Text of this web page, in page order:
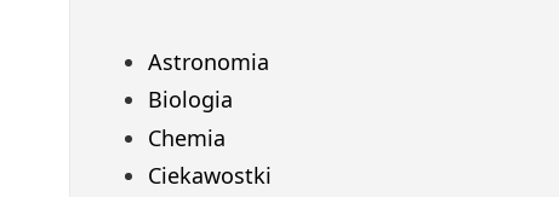
Astronomia
Biologia
Chemia
Ciekawostki